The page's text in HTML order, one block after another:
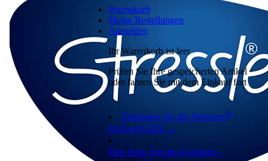
Warenkorb
Meine Bestellungen
Anmelden
Ihr Warenkorb ist leer
Prüfen Sie Ihre gespeicherten Artikel
oder fahren Sie mit dem Einkauf fort
Entdecken Sie die Stressless®
Farbwelt 2026 →
Eine neue Ära des Komforts –